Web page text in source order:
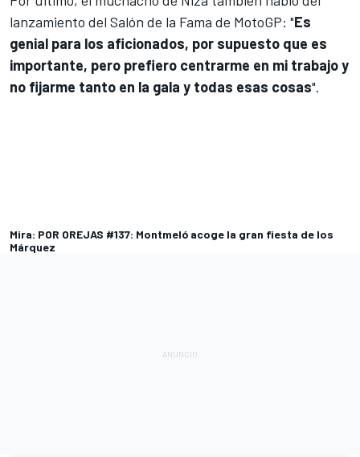
lanzamiento del Salón de la Fama de MotoGP: "Es
genial para los aficionados, por supuesto que es
importante, pero prefiero centrarme en mi trabajo y
no fijarme tanto en la gala y todas esas cosas".
Mira: POR OREJAS #137: Montmeló acoge la gran fiesta de los
Márquez